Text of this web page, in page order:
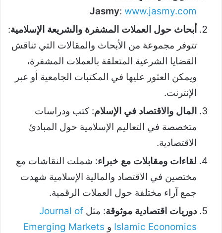
Jasmy: www.jasmy.com
أبحاث حول العملات المشفرة والشريعة الإسلامية:
تتوفر مجموعة من الأبحاث والمقالات التي تناقش
القضايا الشرعية المتعلقة بالعملات المشفرة،
ويمكن العثور عليها في المكتبات الجامعية أو عبر
الإنترنت.
المال والاقتصاد في الإسلام: كتب ودراسات
متخصصة في التعاليم الإسلامية حول المبادئ
الاقتصادية.
لقاءات ومقابلات مع خبراء: شملت النقاشات مع
مختصين في الاقتصاد والمالية الإسلامية شهدت
جمع آراء مختلفة حول العملات الرقمية.
دوريات اقتصادية موثوقة: مثل Journal of
Islamic Economics و Emerging Markets